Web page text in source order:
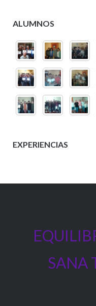
ALUMNOS
EXPERIENCIAS
SANA